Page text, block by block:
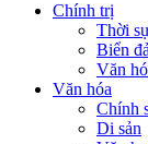
Chính trị
Thời
Biển
Văn
Văn hóa
Chính
Di sản